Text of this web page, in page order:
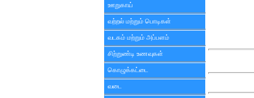
ஊறுகாய்
வற்றல் மற்றும் பொடிகள்
வடகம் மற்றும் அப்பளம்
சிற்றுண்டி உணவுகள்
கொழுக்கட்டை
வடை